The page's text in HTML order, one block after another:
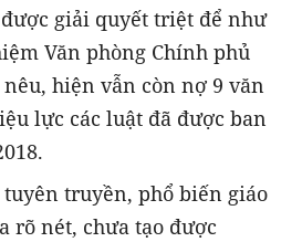
giải quyết triệt để như
Văn phòng Chính phủ
hiện vẫn còn nợ 9 văn
lực các luật đã được ban
truyền, phổ biến giáo
rõ nét, chưa tạo được